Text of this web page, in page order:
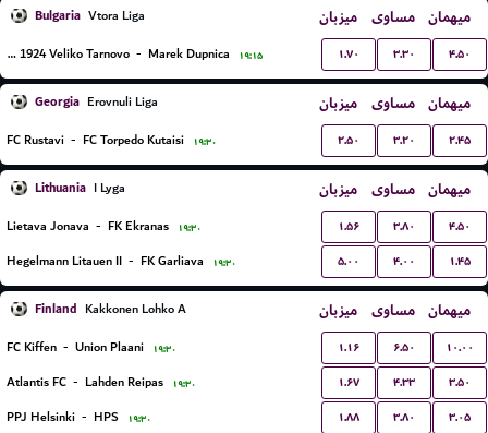
Bulgaria Vtora Liga میزبان مساوی میهمان
Etar 1924 Veliko Tarnovo - Marek Dupnica ۱۹:۱۵ ۱.۷۰ ۳.۳۰ ۴.۵۰
Georgia Erovnuli Liga میزبان مساوی میهمان
FC Rustavi - FC Torpedo Kutaisi ۱۹:۳۰ ۲.۵۰ ۳.۲۰ ۲.۴۵
Lithuania I Lyga میزبان مساوی میهمان
Lietava Jonava - FK Ekranas ۱۹:۳۰ ۱.۵۶ ۳.۸۰ ۴.۵۰
Hegelmann Litauen II - FK Garliava ۱۹:۳۰ ۵.۰۰ ۴.۰۰ ۱.۴۵
Finland Kakkonen Lohko A میزبان مساوی میهمان
FC Kiffen - Union Plaani ۱۹:۳۰ ۱.۱۶ ۶.۵۰ ۱۰.۰۰
Atlantis FC - Lahden Reipas ۱۹:۳۰ ۱.۶۷ ۴.۳۳ ۳.۵۰
PPJ Helsinki - HPS ۱۹:۳۰ ۱.۸۸ ۳.۸۰ ۳.۰۵